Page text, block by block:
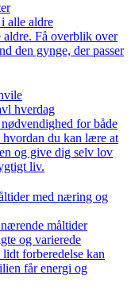
alle aldre
aldre. Få overblik over
den gynge, der passer
hverdag
for både
du kan lære at
og give dig selv lov
liv.
med næring og
måltider
og varierede
forberedelse kan
får energi og